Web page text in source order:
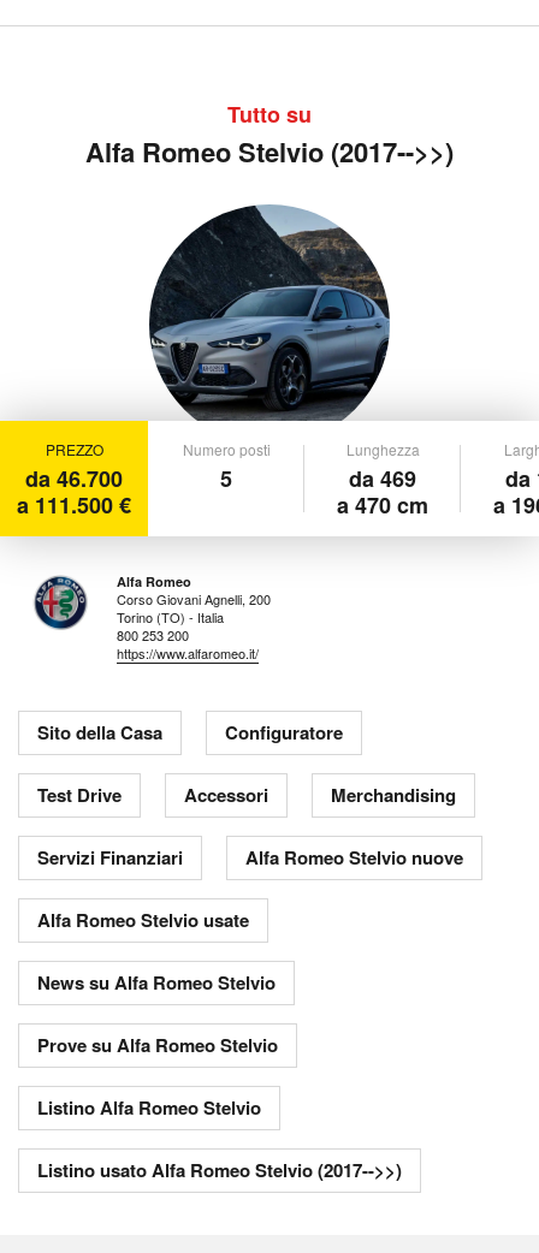
Tutto su
Alfa Romeo Stelvio (2017-->>)
PREZZO
da 46.700
a 111.500 €
Numero posti
5
Lunghezza
da 469
a 470 cm
da
a
Alfa Romeo
Corso Giovani Agnelli, 200
Torino (TO) - Italia
800 253 200
https://www.alfaromeo.it/
Sito della Casa Configuratore
Test Drive Accessori Merchandising
Servizi Finanziari Alfa Romeo Stelvio nuove
Alfa Romeo Stelvio usate
News su Alfa Romeo Stelvio
Prove su Alfa Romeo Stelvio
Listino Alfa Romeo Stelvio
Listino usato Alfa Romeo Stelvio (2017-->>)